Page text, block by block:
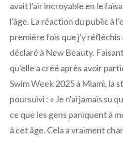
avait l'air incroyable en le
l'âge. La réaction du public à
première fois que j'y réfléchis
déclaré à New Beauty.
qu'elle a créé après avoir
Swim Week 2025 à Miami, la
poursuivi : « Je n'ai jamais su
ce que les gens paniquent à
à cet âge. Cela a vraiment